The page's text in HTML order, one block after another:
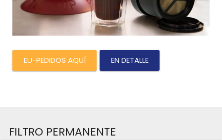
EU-PEDIDOS AQUÍ EN DETALLE
FILTRO PERMANENTE